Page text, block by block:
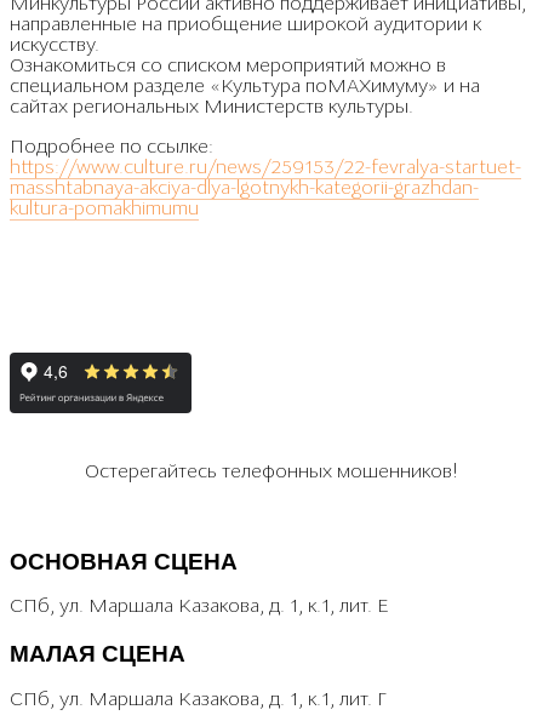
Минкультуры России активно поддерживает инициативы,
направленные на приобщение широкой аудитории к
искусству.
Ознакомиться со списком мероприятий можно в
специальном разделе «Культура поМАХимуму» и на
сайтах региональных Министерств культуры.
Подробнее по ссылке:
https://www.culture.ru/news/259153/22-fevralya-startuet-
masshtabnaya-akciya-dlya-lgotnykh-kategorii-grazhdan-
kultura-pomakhimumu
Остерегайтесь телефонных мошенников!
ОСНОВНАЯ СЦЕНА
СПб, ул. Маршала Казакова, д. 1, к.1, лит. Е
МАЛАЯ СЦЕНА
СПб, ул. Маршала Казакова, д. 1, к.1, лит. Г